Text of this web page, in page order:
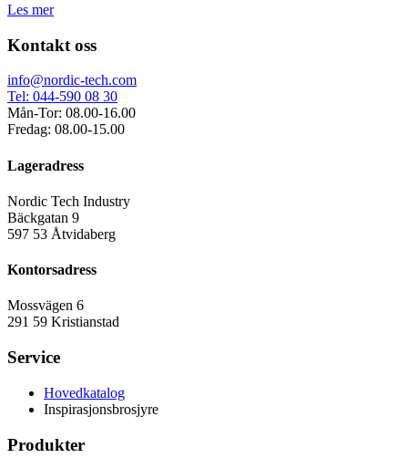
Les mer
Kontakt oss
info@nordic-tech.com
Tel: 044-590 08 30
Mån-Tor: 08.00-16.00
Fredag: 08.00-15.00
Lageradress
Nordic Tech Industry
Bäckgatan 9
597 53 Åtvidaberg
Kontorsadress
Mossvägen 6
291 59 Kristianstad
Service
Hovedkatalog
Inspirasjonsbrosjyre
Produkter